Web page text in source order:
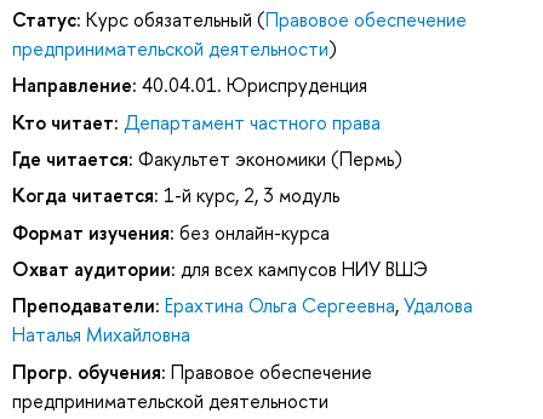
Статус: Курс обязательный (Правовое обеспечение
предпринимательской деятельности)
Направление: 40.04.01. Юриспруденция
Кто читает: Департамент частного права
Где читается: Факультет экономики (Пермь)
Когда читается: 1-й курс, 2, 3 модуль
Формат изучения: без онлайн-курса
Охват аудитории: для всех кампусов НИУ ВШЭ
Преподаватели: Ерахтина Ольга Сергеевна,Удалова
Наталья Михайловна
Прогр. обучения: Правовое обеспечение
предпринимательской деятельности